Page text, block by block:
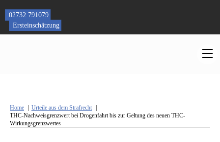
content
02732 791079
Ersteinschätzung
Home
Urteile aus dem Strafrecht
THC-Nachweisgrenzwert bei Drogenfahrt bis zur Geltung des neuen THC-
Wirkungsgrenzwertes